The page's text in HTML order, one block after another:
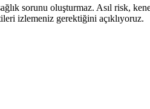
sorunu oluşturmaz. Asıl risk,
izlemeniz gerektiğini açıklıyoruz.